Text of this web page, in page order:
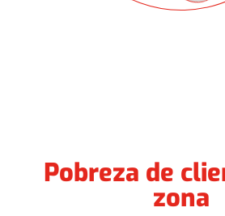
Pobreza de
zona